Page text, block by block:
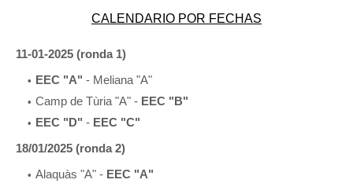
CALENDARIO POR FECHAS
11-01-2025 (ronda 1)
EEC "A" - Meliana "A"
Camp de Tùria "A" - EEC "B"
EEC "D" - EEC "C"
18/01/2025 (ronda 2)
Alaquàs "A" - EEC "A"